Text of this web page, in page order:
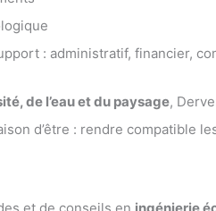
: administratif, financier,
de l’eau et du paysage,
d’être : rendre compatible